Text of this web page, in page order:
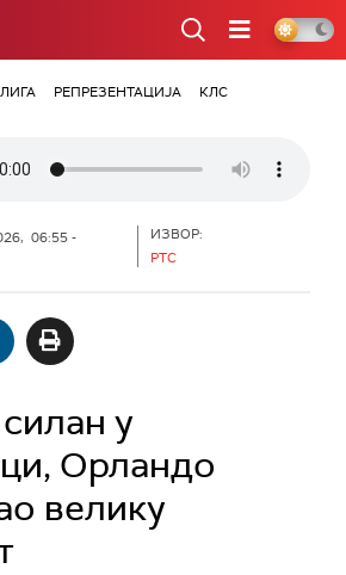
РЕПРЕЗЕНТАЦИЈА КЛС
06:55 -
ИЗВОР:
РТС
у
Орландо
велику